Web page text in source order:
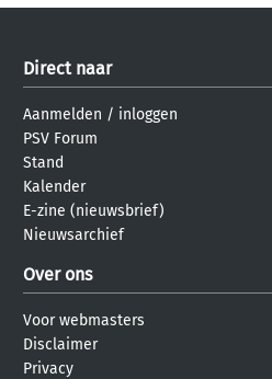
Direct naar
Aanmelden / inloggen
PSV Forum
Stand
Kalender
E-zine (nieuwsbrief)
Nieuwsarchief
Over ons
Voor webmasters
Disclaimer
Privacy